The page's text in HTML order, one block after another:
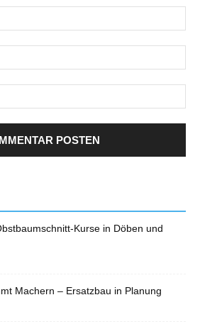
Kurse in Döben und
Machern – Ersatzbau in Planung